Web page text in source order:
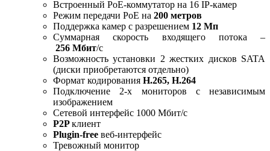
Встроенный PoE-коммутатор на 16 IP-камер
Режим передачи PoE на 200 метров
Поддержка камер с разрешением 12 Мп
Суммарная скорость входящего потока –
256 Мбит/с
Возможность установки 2 жестких дисков SATA
(диски приобретаются отдельно)
Формат кодирования H.265, H.264
Подключение 2-х мониторов с независимым
изображением
Cетевой интерфейс 1000 Мбит/с
P2Pклиент
Plugin-free веб-интерфейс
Тревожный монитор